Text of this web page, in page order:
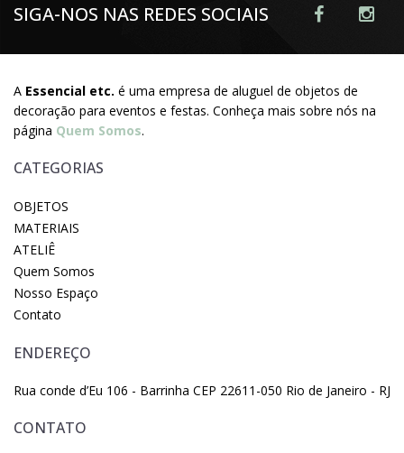
SIGA-NOS NAS REDES SOCIAIS
A Essencial etc. é uma empresa de aluguel de objetos de
decoração para eventos e festas. Conheça mais sobre nós na
página Quem Somos.
CATEGORIAS
OBJETOS
MATERIAIS
ATELIÊ
Quem Somos
Nosso Espaço
Contato
ENDEREÇO
Rua conde d’Eu 106 - Barrinha CEP 22611-050 Rio de Janeiro - RJ
CONTATO